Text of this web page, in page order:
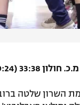
33:38 (19:24)
השרון שלטה